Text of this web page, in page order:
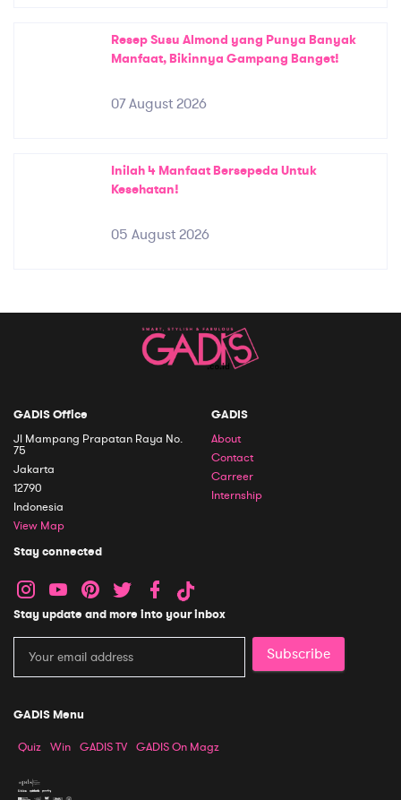
Resep Susu Almond yang Punya Banyak
Manfaat, Bikinnya Gampang Banget!
07 August 2026
Inilah 4 Manfaat Bersepeda Untuk
Kesehatan!
05 August 2026
GADIS Office
Jl Mampang Prapatan Raya No.
75
Jakarta
12790
Indonesia
View Map
GADIS
About
Contact
Carreer
Internship
Stay connected
Stay update and more into your inbox
Subscribe
GADIS Menu
Quiz Win GADIS TV GADIS On Magz